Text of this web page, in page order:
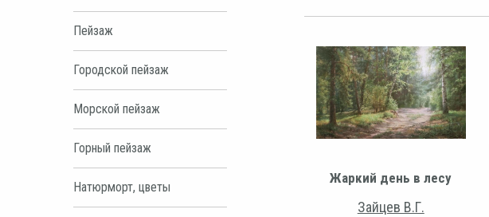
Пейзаж
Городской пейзаж
Морской пейзаж
Горный пейзаж
Натюрморт, цветы
Жаркий день в лесу
Зайцев В.Г.